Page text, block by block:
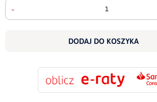
-
DODAJ DO KOSZYKA